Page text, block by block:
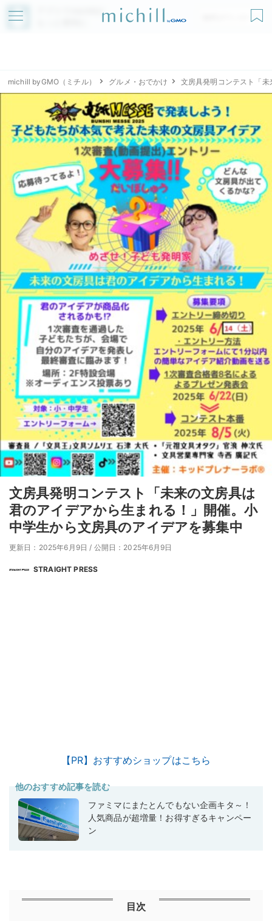
アプリでmichillが
無料ダウンロード
michill byGMO（ミチル） グルメ・おでかけ 文房具発明コンテスト「
文房具発明コンテスト「未来の文房具は
君のアイデアから生まれる！」開催。小
中学生から文房具のアイデアを募集中
更新日：2025年6月9日 / 公開日：2025年6月9日
STRAIGHT PRESS
【PR】おすすめショップはこちら
他のおすすめ記事を読む
ファミマにまたとんでもない企画キタ～！
人気商品が超増量！お得すぎるキャンペー
ン
目次